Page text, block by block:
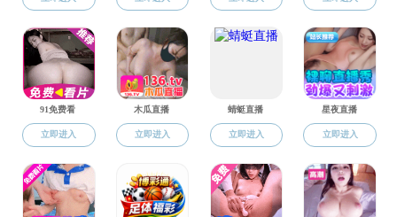
学科科研
科研通知
黑料网动态
科研成果
讲座